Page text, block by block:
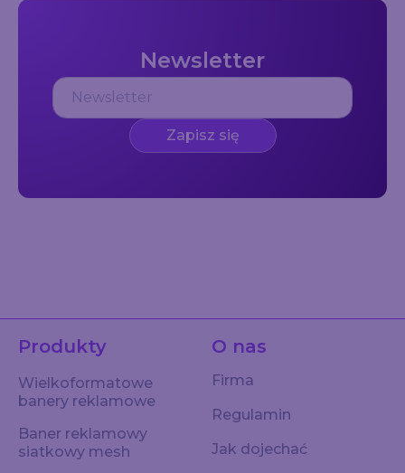
Newsletter
Zapisz się
Produkty
Wielkoformatowe
banery reklamowe
Baner reklamowy
siatkowy mesh
O nas
Firma
Regulamin
Jak dojechać